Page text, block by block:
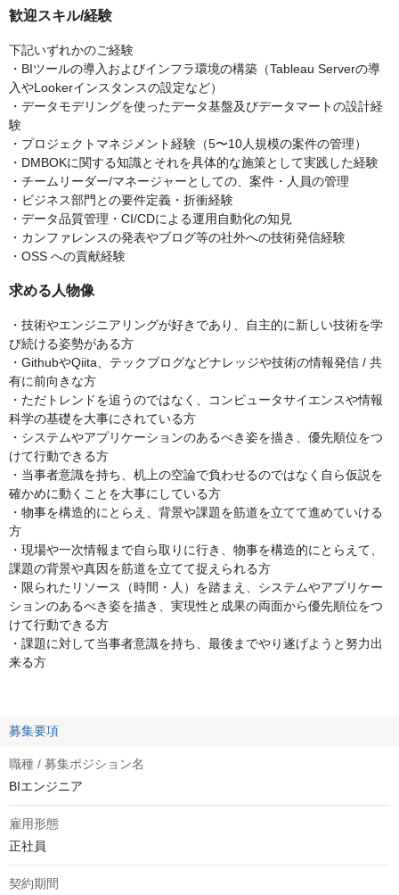
歓迎スキル/経験
下記いずれかのご経験
・BIツールの導入およびインフラ環境の構築（Tableau Serverの導
入やLookerインスタンスの設定など）
・データモデリングを使ったデータ基盤及びデータマートの設計経
験
・プロジェクトマネジメント経験（5〜10人規模の案件の管理）
・DMBOKに関する知識とそれを具体的な施策として実践した経験
・チームリーダー/マネージャーとしての、案件・人員の管理
・ビジネス部門との要件定義・折衝経験
・データ品質管理・CI/CDによる運用自動化の知見
・カンファレンスの発表やブログ等の社外への技術発信経験
・OSS への貢献経験
求める人物像
・技術やエンジニアリングが好きであり、自主的に新しい技術を学
び続ける姿勢がある方
・GithubやQiita、テックブログなどナレッジや技術の情報発信 / 共
有に前向きな方
・ただトレンドを追うのではなく、コンピュータサイエンスや情報
科学の基礎を大事にされている方
・システムやアプリケーションのあるべき姿を描き、優先順位をつ
けて行動できる方
・当事者意識を持ち、机上の空論で負わせるのではなく自ら仮説を
確かめに動くことを大事にしている方
・物事を構造的にとらえ、背景や課題を筋道を立てて進めていける
方
・現場や一次情報まで自ら取りに行き、物事を構造的にとらえて、
課題の背景や真因を筋道を立てて捉えられる方
・限られたリソース（時間・人）を踏まえ、システムやアプリケー
ションのあるべき姿を描き、実現性と成果の両面から優先順位をつ
けて行動できる方
・課題に対して当事者意識を持ち、最後までやり遂げようと努力出
来る方
募集要項
職種 / 募集ポジション名
BIエンジニア
雇用形態
正社員
契約期間